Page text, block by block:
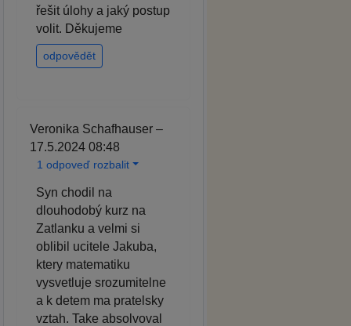
řešit úlohy a jaký postup
volit. Děkujeme
odpovědět
Veronika Schafhauser –
17.5.2024 08:48
1 odpoveď rozbalit
Syn chodil na
dlouhodobý kurz na
Zatlanku a velmi si
oblibil ucitele Jakuba,
ktery matematiku
vysvetluje srozumitelne
a k detem ma pratelsky
vztah. Take absolvoval